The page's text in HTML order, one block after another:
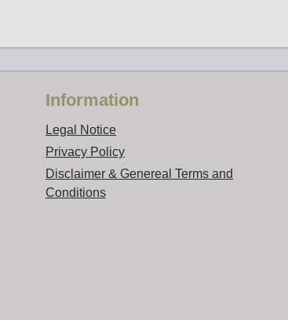
Information
Legal Notice
Privacy Policy
Disclaimer & Genereal Terms and
Conditions